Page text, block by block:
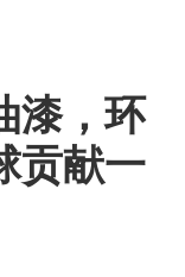
漆，环
贡献一